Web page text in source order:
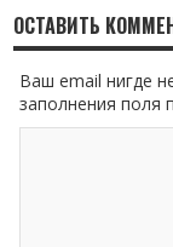
ОСТАВИТЬ
Ваш email нигде
заполнения